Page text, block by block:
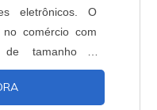
eletrônicos. O
comércio com
de tamanho e
Na sua
modo macho,